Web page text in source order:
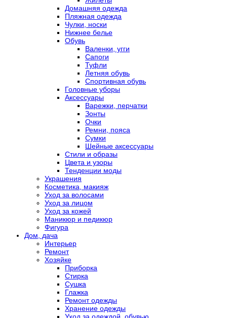
Домашняя одежда
Пляжная одежда
Чулки, носки
Нижнее белье
Обувь
Валенки, угги
Сапоги
Туфли
Летняя обувь
Спортивная обувь
Головные уборы
Аксессуары
Варежки, перчатки
Зонты
Очки
Ремни, пояса
Сумки
Шейные аксессуары
Стили и образы
Цвета и узоры
Тенденции моды
Украшения
Косметика, макияж
Уход за волосами
Уход за лицом
Уход за кожей
Маникюр и педикюр
Фигура
Дом, дача
Интерьер
Ремонт
Хозяйке
Приборка
Стирка
Сушка
Глажка
Ремонт одежды
Хранение одежды
Уход за одеждой, обувью